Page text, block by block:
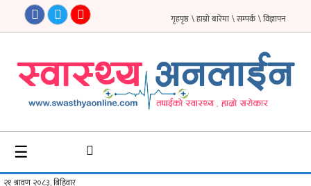
गृहपृष्ठ
समाचार
फिचर
\ विज्ञापन
\ सम्पर्क
\ हाम्रो बारेमा
गृहपृष्ठ
☰